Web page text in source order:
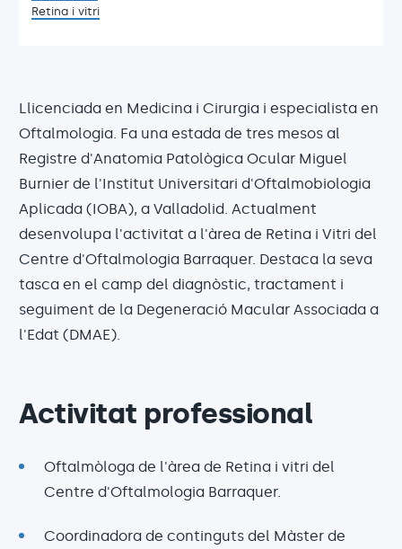
Retina i vitri
Llicenciada en Medicina i Cirurgia i especialista en
Oftalmologia. Fa una estada de tres mesos al
Registre d'Anatomia Patològica Ocular Miguel
Burnier de l'Institut Universitari d'Oftalmobiologia
Aplicada (IOBA), a Valladolid. Actualment
desenvolupa l'activitat a l'àrea de Retina i Vitri del
Centre d'Oftalmologia Barraquer. Destaca la seva
tasca en el camp del diagnòstic, tractament i
seguiment de la Degeneració Macular Associada a
l'Edat (DMAE).
Activitat professional
Oftalmòloga de l'àrea de Retina i vitri del
Centre d'Oftalmologia Barraquer.
Coordinadora de continguts del Màster de